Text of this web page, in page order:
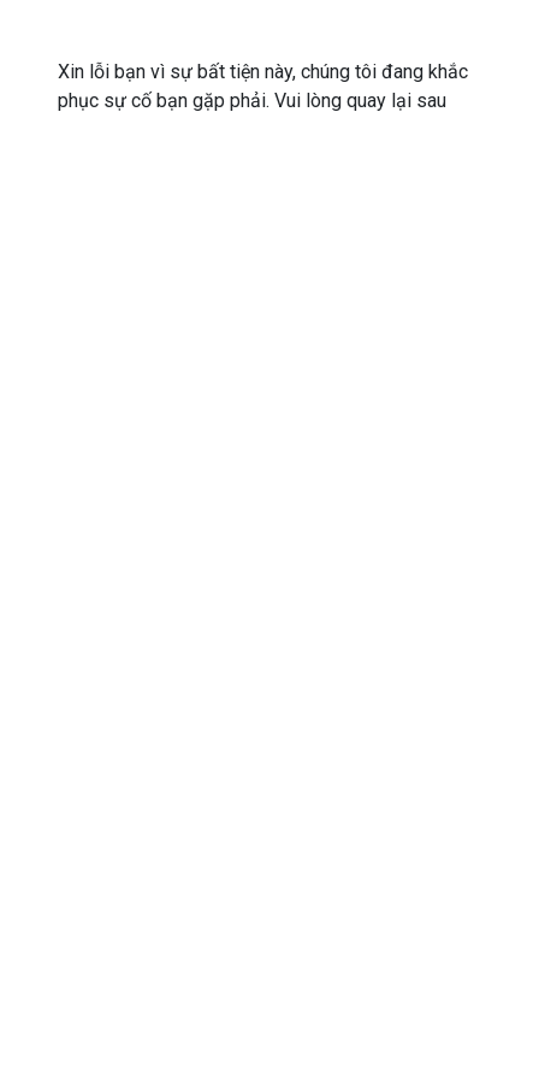
Xin lỗi bạn vì sự bất tiện này, chúng tôi đang khắc
phục sự cố bạn gặp phải. Vui lòng quay lại sau